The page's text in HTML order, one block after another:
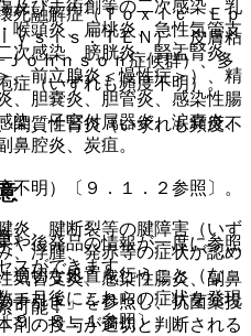
死融解症（Ｔｏｘｉｃ Ｅｐ
ｓｉｓ：ＴＥＮ）、皮膚粘
ｏｈｎｓｏｎ症候群）、多
症（いずれも頻度不明）。
質性腎炎（いずれも頻度不
明）〔９．１．２参照〕。
炎、腱断裂等の腱障害（いず
、浮腫、発赤等の症状が認め
適切な処置を行うこと（な
ヵ月後にこれらの症状を発現
９．８．１参照〕。
及び手術創等の二次感染、乳
喉頭炎、扁桃炎、急性気管支
次感染、膀胱炎、腎盂腎炎、
、前立腺炎＜慢性症＞）、精
、胆嚢炎、胆管炎、感染性腸
染、子宮付属器炎、涙嚢炎、
鼻腔炎、炭疽。
）
気管支炎、感染性腸炎、副鼻
手引き」を参照し、抗菌薬投
剤の投与が適切と判断される
や後発品の情報が一度に参照
スができます。
可能！